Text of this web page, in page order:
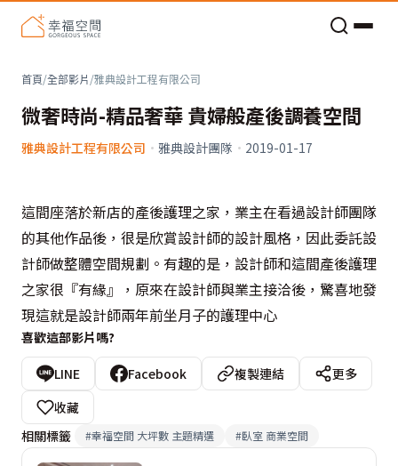
首頁/全部影片/雅典設計工程有限公司
微奢時尚-精品奢華 貴婦般產後調養空間
雅典設計工程有限公司 · 雅典設計團隊 · 2019-01-17
這間座落於新店的產後護理之家，業主在看過設計師團隊
的其他作品後，很是欣賞設計師的設計風格，因此委託設
計師做整體空間規劃。有趣的是，設計師和這間產後護理
之家很『有緣』，原來在設計師與業主接洽後，驚喜地發
現這就是設計師兩年前坐月子的護理中心
喜歡這部影片嗎?
LINE Facebook 複製連結
更多
收藏
相關標籤
#幸福空間 大坪數 主題精選 #臥室 商業空間